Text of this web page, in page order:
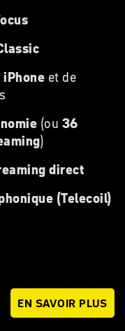
et de
(ou 36
)
direct
(Telecoil)
EN SAVOIR PLUS